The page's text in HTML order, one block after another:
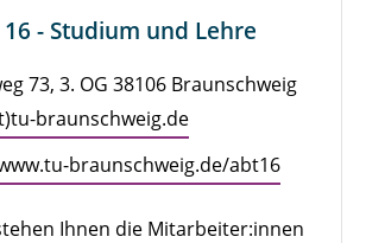
- Studium und Lehre
73, 3. OG 38106 Braunschweig
braun­schweig.de
​braunschweig.​de/​abt16
Ihnen die Mitarbeiter:innen